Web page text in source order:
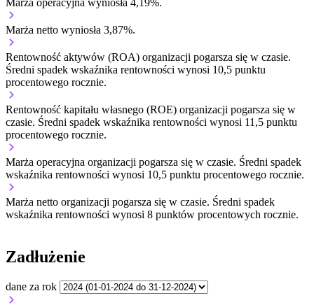
Marża operacyjna wyniosła 4,19%.
Marża netto wyniosła 3,87%.
Rentowność aktywów (ROA) organizacji pogarsza się w czasie.
Średni spadek wskaźnika rentowności wynosi 10,5 punktu
procentowego rocznie.
Rentowność kapitału własnego (ROE) organizacji pogarsza się w
czasie. Średni spadek wskaźnika rentowności wynosi 11,5 punktu
procentowego rocznie.
Marża operacyjna organizacji pogarsza się w czasie. Średni spadek
wskaźnika rentowności wynosi 10,5 punktu procentowego rocznie.
Marża netto organizacji pogarsza się w czasie. Średni spadek
wskaźnika rentowności wynosi 8 punktów procentowych rocznie.
Zadłużenie
dane za rok